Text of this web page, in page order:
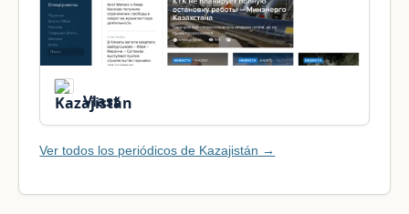
Vlast
Ver todos los periódicos de Kazajistán →